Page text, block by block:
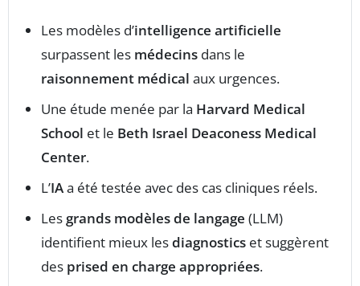
Les modèles d’intelligence artificielle
surpassent les médecins dans le
raisonnement médical aux urgences.
Une étude menée par la Harvard Medical
School et le Beth Israel Deaconess Medical
Center.
L’IAa été testée avec des cas cliniques réels.
Les grands modèles de langage (LLM)
identifient mieux lesdiagnostics et suggèrent
des prised en charge appropriées.